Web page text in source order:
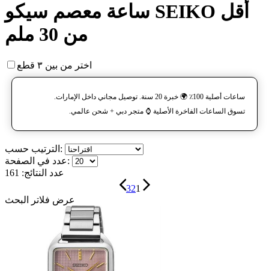
ساعة معصم سیکو SEIKO أقل
من 30 ملم
اختر من بين ٣ قطع
ساعات أصلية 100٪ 🌍 خبرة 20 سنة. توصيل مجاني داخل الإمارات.
تسوق الساعات الفاخرة الأصلية ⌚️ متجر دبي + شحن عالمي.
الترتيب حسب:
عدد في الصفحة:
عدد النتائج: 161
321
عرض فلاتر البحث